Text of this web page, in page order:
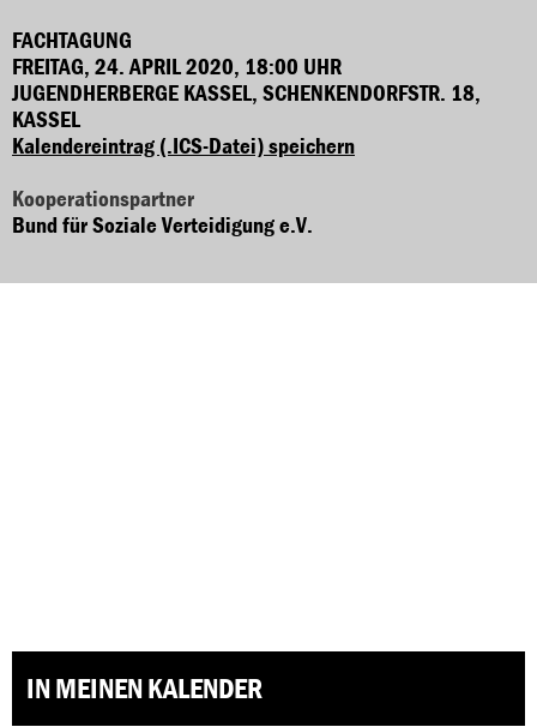
FACHTAGUNG
FREITAG, 24. APRIL 2020, 18:00 UHR
JUGENDHERBERGE KASSEL, SCHENKENDORFSTR. 18,
KASSEL
Kalendereintrag (.ICS-Datei) speichern
Kooperationspartner
Bund für Soziale Verteidigung e.V.
IN MEINEN KALENDER